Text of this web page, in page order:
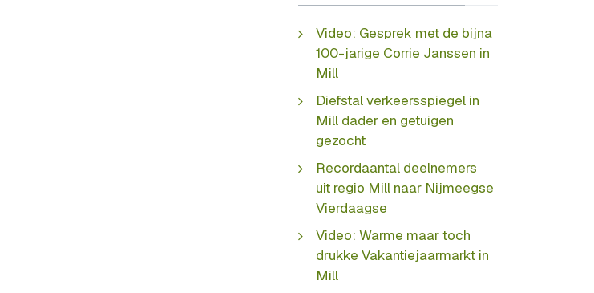
Video: Gesprek met de bijna
100-jarige Corrie Janssen in
Mill
Diefstal verkeersspiegel in
Mill dader en getuigen
gezocht
Recordaantal deelnemers
uit regio Mill naar Nijmeegse
Vierdaagse
Video: Warme maar toch
drukke Vakantiejaarmarkt in
Mill